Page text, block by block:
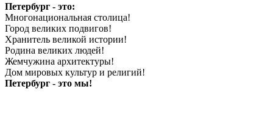
Петербург - это:
Многонациональная столица!
Город великих подвигов!
Хранитель великой истории!
Родина великих людей!
Жемчужина архитектуры!
Дом мировых культур и религий!
Петербург - это мы!